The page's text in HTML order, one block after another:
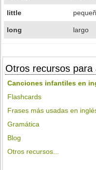
little
long largo
Otros recursos para
Canciones infantiles en
Flashcards
Frases más usadas en
Gramática
Blog
Otros recursos...